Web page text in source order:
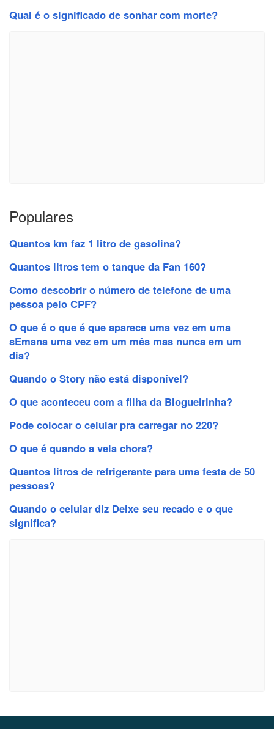
Qual é o significado de sonhar com morte?
Populares
Quantos km faz 1 litro de gasolina?
Quantos litros tem o tanque da Fan 160?
Como descobrir o número de telefone de uma
pessoa pelo CPF?
O que é o que é que aparece uma vez em uma
sEmana uma vez em um mês mas nunca em um
dia?
Quando o Story não está disponível?
O que aconteceu com a filha da Blogueirinha?
Pode colocar o celular pra carregar no 220?
O que é quando a vela chora?
Quantos litros de refrigerante para uma festa de 50
pessoas?
Quando o celular diz Deixe seu recado e o que
significa?